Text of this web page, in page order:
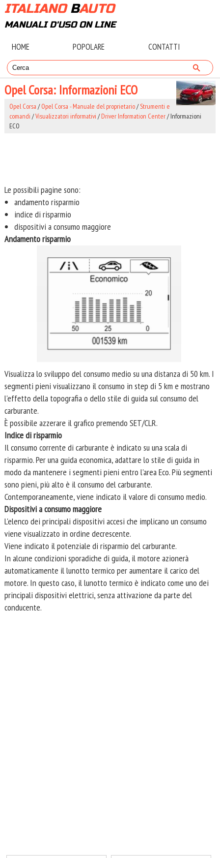
ITALIANOBAUTO
MANUALI D'USO ON LINE
HOME POPOLARE CONTATTI
Opel Corsa: Informazioni ECO
Opel Corsa /Opel Corsa - Manuale del proprietario/Strumenti e
comandi /Visualizzatori informativi /Driver Information Center/ Informazioni
ECO
Le possibili pagine sono:
andamento risparmio
indice di risparmio
dispositivi a consumo maggiore
Andamento risparmio
Visualizza lo sviluppo del consumo medio su una distanza di 50 km. I
segmenti pieni visualizzano il consumo in step di 5 km e mostrano
l'effetto della topografia o dello stile di guida sul consumo del
carburante.
È possibile azzerare il grafico premendo SET/CLR.
Indice di risparmio
Il consumo corrente di carburante è indicato su una scala di
risparmio. Per una guida economica, adattare lo stile di guida in
modo da mantenere i segmenti pieni entro l'area Eco. Più segmenti
sono pieni, più alto è il consumo del carburante.
Contemporaneamente, viene indicato il valore di consumo medio.
Dispositivi a consumo maggiore
L'elenco dei principali dispositivi accesi che implicano un consumo
viene visualizzato in ordine decrescente.
Viene indicato il potenziale di risparmio del carburante.
In alcune condizioni sporadiche di guida, il motore azionerà
automaticamente il lunotto termico per aumentare il carico del
motore. In questo caso, il lunotto termico è indicato come uno dei
principali dispositivi elettrici, senza attivazione da parte del
conducente.